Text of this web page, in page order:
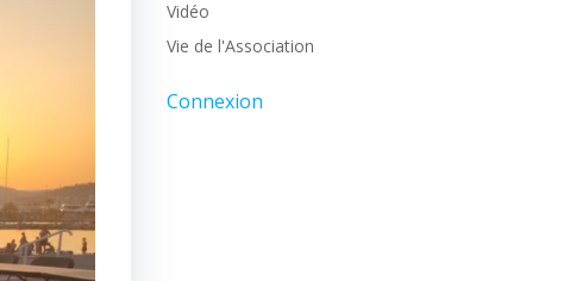
Vidéo
Vie de l'Association
Connexion